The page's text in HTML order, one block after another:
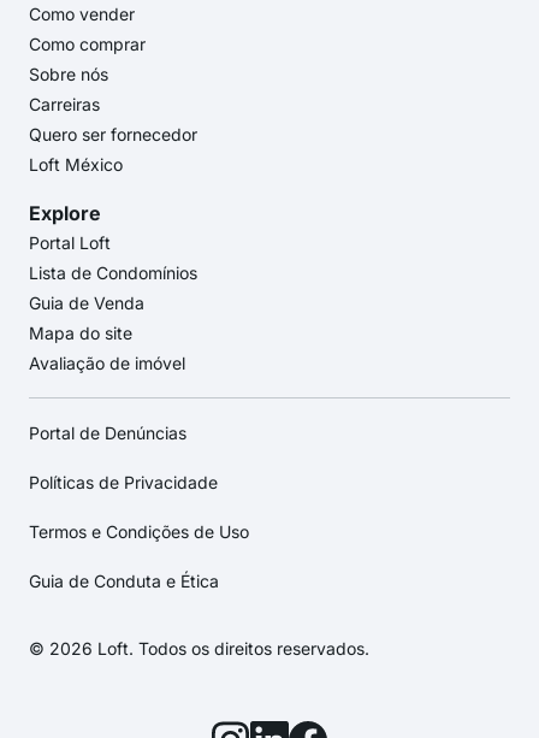
Como vender
Como comprar
Sobre nós
Carreiras
Quero ser fornecedor
Loft México
Explore
Portal Loft
Lista de Condomínios
Guia de Venda
Mapa do site
Avaliação de imóvel
Portal de Denúncias
Políticas de Privacidade
Termos e Condições de Uso
Guia de Conduta e Ética
© 2026 Loft. Todos os direitos reservados.